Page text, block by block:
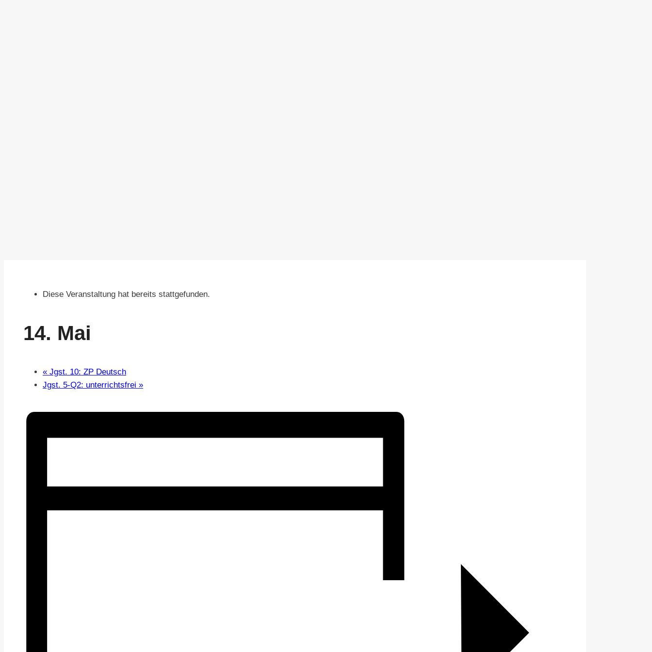
Diese Veranstaltung hat bereits stattgefunden.
14. Mai
« Jgst. 10: ZP Deutsch
Jgst. 5-Q2: unterrichtsfrei »